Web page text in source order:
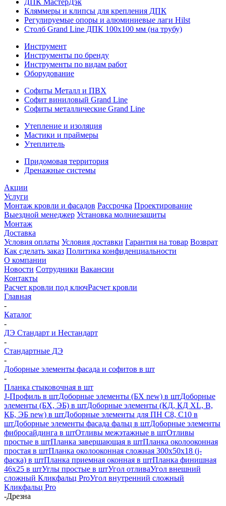
ДПК МастерДэк
Кляммеры и клипсы для крепления ДПК
Регулируемые опоры и алюминиевые лаги Hilst
Столб Grand Line ДПК 100х100 мм (на трубу)
Инструмент
Инструменты по бренду
Инструменты по видам работ
Оборудование
Софиты Металл и ПВХ
Софит виниловый Grand Line
Софиты металлические Grand Line
Утепление и изоляция
Мастики и праймеры
Утеплитель
Придомовая территория
Дренажные системы
Акции
Услуги
Монтаж кровли и фасадов Рассрочка Проектирование
Выездной менеджер Установка молниезащиты
Монтаж
Доставка
Условия оплаты Условия доставки Гарантия на товар Возврат
Как сделать заказ Политика конфиденциальности
О компании
Новости Сотрудники Вакансии
Контакты
Расчет кровли под ключРасчет кровли
Главная
-
Каталог
-
ДЭ Стандарт и Нестандарт
-
Стандартные ДЭ
-
Доборные элементы фасада и софитов в шт
-
Планка стыковочная в шт
J-Профиль в штДоборные элементы (БХ new) в штДоборные
элементы (БХ, ЭБ) в штДоборные элементы (КД, КД XL, В,
КБ, ЭБ new) в штДоборные элементы для ПН С8, С10 в
штДоборные элементы фасада фальц в штДоборные элементы
фибросайдинга в штОтливы межэтажные в штОтливы
простые в штПланка завершающая в штПланка околооконная
простая в штПланка околооконная сложная 300х50х18 (j-
фаска) в штПланка приемная оконная в штПланка финишная
46х25 в штУглы простые в штУгол отливаУгол внешний
сложный Кликфальц ProУгол внутренний сложный
Кликфальц Pro
-Дрезна